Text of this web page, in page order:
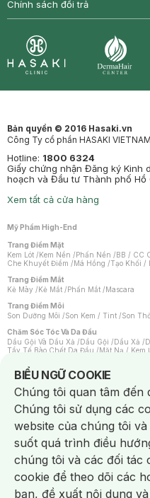
Chính sách đổi trả
Bản quyền © 2016 Hasaki.vn
Công Ty cổ phần HASAKI VIETNAM
Hotline: 1800 6324
Giấy chứng nhận Đăng ký Kinh
hoạch và Đầu tư Thành phố Hồ
Xem tất cả cửa hàng
Mỹ Phẩm High-End
Trang Điểm Mặt
Kem Lót /Kem Nền /Phấn Nền /BB / CC
Che Khuyết Điểm /Má Hồng /Tạo Khối /
Trang Điểm Mắt
Kẻ Mày /Kẻ Mắt /Phấn Mắt /Mascara
Trang Điểm Môi
Son Dưỡng Môi /Son Kem / Tint /Son
Chăm Sóc Tóc Và Da Đầu
Dầu Gội Và Dầu Xả /Dầu Gội /Dầu Xả /
Tẩy Tế Bào Chết Da Đầu /Mặt Nạ / Kem
Máy Sấy Tóc
Lược
Kem Tẩy Lông/Dụng Cụ Tẩy Lông
Nước Hoa
Nước Hoa Nam Nước Hoa
Nước Hoa Vùng Kín
Chăm Sóc Cá Nhân
Chống Muỗi
Khẩu Trang Máy Massage
Sản Phẩm Chăm Sóc Khác/ Bàn Chải
Hỗ Trợ Trắng Răng / Kem Đánh Răng
Tăm / Chỉ Nha Khoa /Xịt Thơm Miệng /
Khăn Ướt Vệ Sinh Vùng Kín
/Băng Vệ
BIỂU NGỮ COOKIE
Notice about cookies usage
Chúng tôi quan tâm đến
Chúng tôi sử dụng các
website của chúng tôi
suốt quá trình điều
chúng tôi và các đối tác
cookie để theo dõi các
bạn, đề xuất nội dung